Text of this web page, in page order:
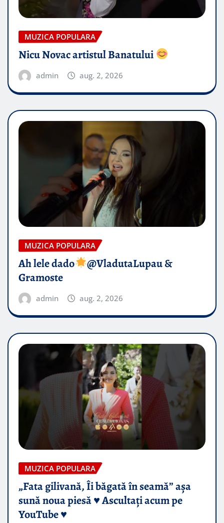
MUZICA POPULARA
Nicu Novac artistul Banatului
admin aug. 2, 2026
MUZICA POPULARA
Ah lele dado​
@VladutaLupau &
Gramoste
admin aug. 2, 2026
MUZICA POPULARA
„Fata gilivană, Îi băgată în seamă” așa
sună noua piesă ♥️ Ascultați acum pe
YouTube ♥️